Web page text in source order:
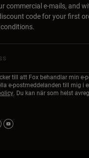
commercial e-mails, and
code for your first
till att Fox behandlar min e-
e-postmeddelanden till mig i
. Du kan när som helst